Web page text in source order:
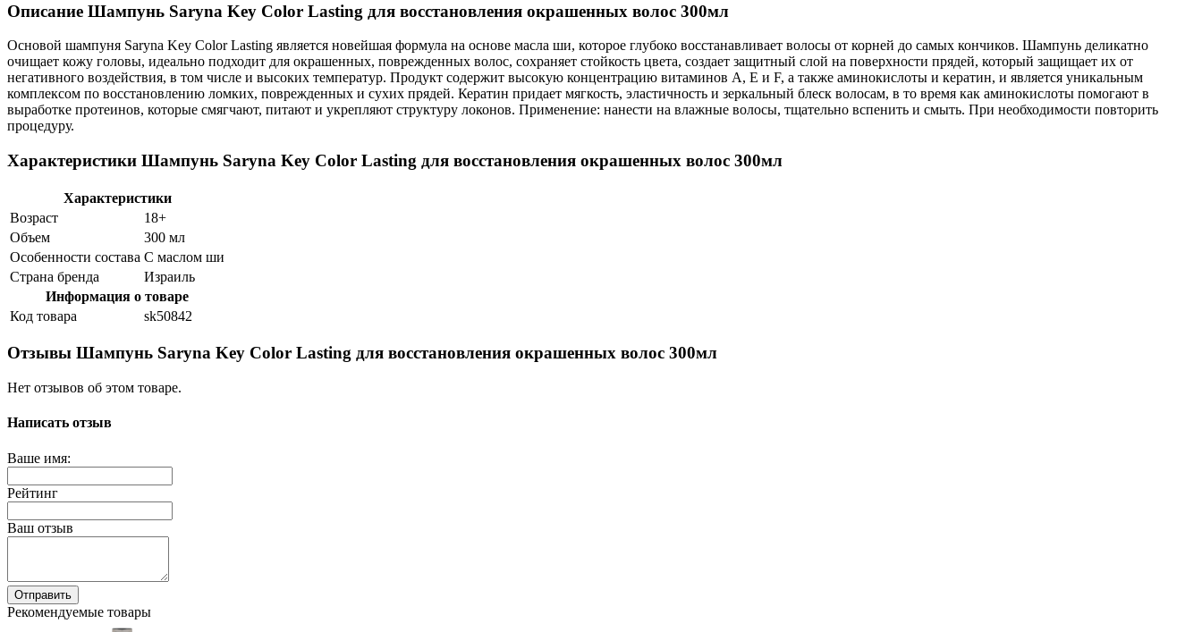
Описание Шампунь Saryna Key Color Lasting для восстановления окрашенных волос 300мл
Основой шампуня Saryna Key Color Lasting является новейшая формула на основе масла ши, которое глубоко восстанавливает волосы от корней до самых кончиков. Шампунь деликатно
очищает кожу головы, идеально подходит для окрашенных, поврежденных волос, сохраняет стойкость цвета, создает защитный слой на поверхности прядей, который защищает их от
негативного воздействия, в том числе и высоких температур. Продукт содержит высокую концентрацию витаминов А, Е и F, а также аминокислоты и кератин, и является уникальным
комплексом по восстановлению ломких, поврежденных и сухих прядей. Кератин придает мягкость, эластичность и зеркальный блеск волосам, в то время как аминокислоты помогают в
выработке протеинов, которые смягчают, питают и укрепляют структуру локонов. Применение: нанести на влажные волосы, тщательно вспенить и смыть. При необходимости повторить
процедуру.
Характеристики Шампунь Saryna Key Color Lasting для восстановления окрашенных волос 300мл
Характеристики
Возраст
18+
Объем
300 мл
Особенности состава С маслом ши
Страна бренда
Израиль
Информация о товаре
Код товара
sk50842
Отзывы Шампунь Saryna Key Color Lasting для восстановления окрашенных волос 300мл
Нет отзывов об этом товаре.
Написать отзыв
Ваше имя:
Рейтинг
Ваш отзыв
Отправить
Рекомендуемые товары